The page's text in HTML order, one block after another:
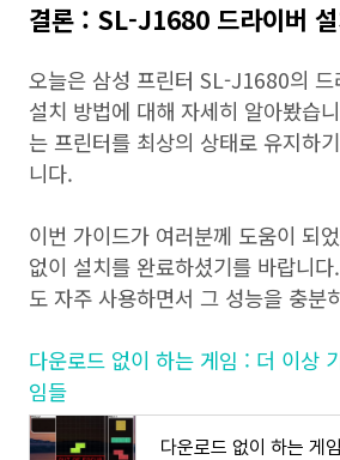
결론 : SL-J1680 드라이버
오늘은 삼성 프린터 SL-J1680의 드
설치 방법에 대해 자세히 알아봤습
는 프린터를 최상의 상태로 유지하
니다.
이번 가이드가 여러분께 도움이 되
없이 설치를 완료하셨기를 바랍니
도 자주 사용하면서 그 성능을 충분
다운로드 없이 하는 게임 : 더 이상
임들